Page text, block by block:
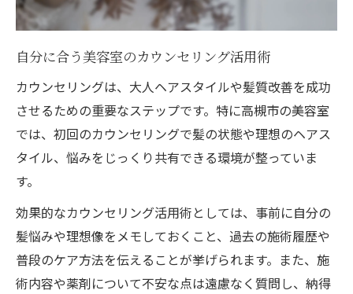
自分に合う美容室のカウンセリング活用術
カウンセリングは、大人ヘアスタイルや髪質改善を成功
させるための重要なステップです。特に高槻市の美容室
では、初回のカウンセリングで髪の状態や理想のヘアス
タイル、悩みをじっくり共有できる環境が整っていま
す。
効果的なカウンセリング活用術としては、事前に自分の
髪悩みや理想像をメモしておくこと、過去の施術履歴や
普段のケア方法を伝えることが挙げられます。また、施
術内容や薬剤について不安な点は遠慮なく質問し、納得